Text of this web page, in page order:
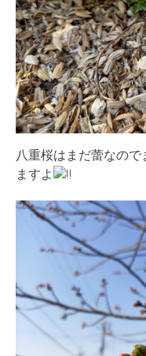
八重桜はまだ蕾なの
ますよ